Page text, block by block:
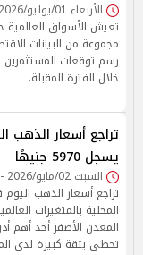
الأربعاء 01/يوليو/2026 - 03:19 م
تعيش الأسواق العالمية
مجموعة من البيانات
رسم توقعات
خلال الفترة المقبلة.
يسجل 5970 جنيهًا
السبت 02/مايو/2026 - 04:05 م
تراجع أسعار الذهب
المحلية بالمتغيرات
المعدن الأصفر أحد أهم
تحظى بثقة كبيرة لدى